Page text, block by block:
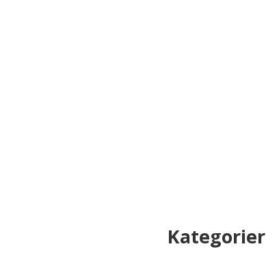
Kategorier